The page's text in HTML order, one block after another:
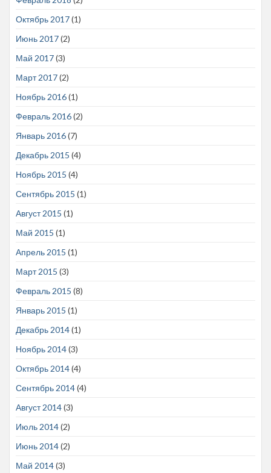
Октябрь 2017(1)
Июнь 2017(2)
Май 2017(3)
Март 2017(2)
Ноябрь 2016(1)
Февраль 2016(2)
Январь 2016(7)
Декабрь 2015 (4)
Ноябрь 2015 (4)
Сентябрь 2015 (1)
Август 2015 (1)
Май 2015 (1)
Апрель 2015 (1)
Март 2015 (3)
Февраль 2015 (8)
Январь 2015 (1)
Декабрь 2014(1)
Ноябрь 2014(3)
Октябрь 2014(4)
Сентябрь 2014(4)
Август 2014(3)
Июль 2014(2)
Июнь 2014(2)
Май 2014(3)